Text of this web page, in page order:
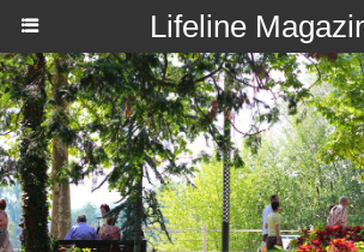
Lifeline